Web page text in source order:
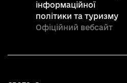
інформаційної
політики та туризму
Офіційний вебсайт